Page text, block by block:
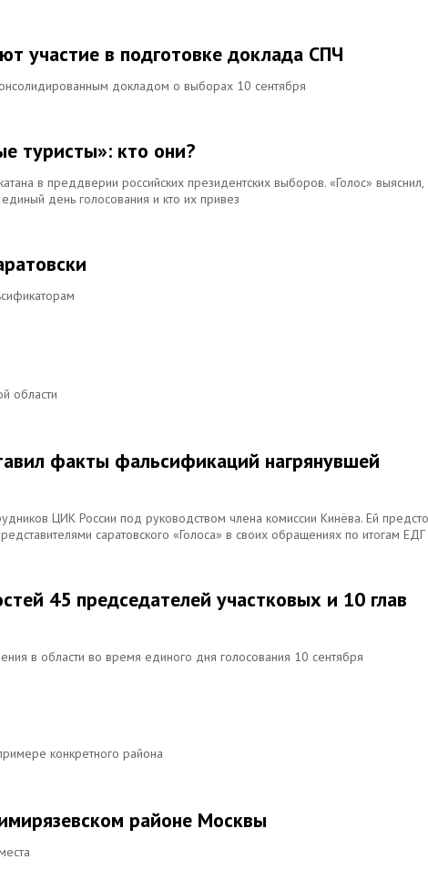
участие в подготовке доклада СПЧ
докладом о выборах 10 сентября
туристы»: кто они?
в преддверии российских президентских выборов. «Голос» выяснил,
день голосования и кто их привез
области
факты фальсификаций нагрянувшей
ЦИК России под руководством члена комиссии Кинёва. Ей
саратовского «Голоса» в своих обращениях по итогам ЕДГ
45 председателей участковых и 10 глав
в области во время единого дня голосования 10 сентября
конкретного района
районе Москвы